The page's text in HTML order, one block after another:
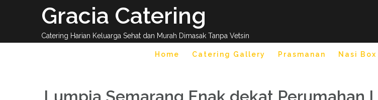
Gracia Catering
Catering Harian Keluarga Sehat dan Murah Dimasak Tanpa Vetsin
Home Catering Gallery Prasmanan Nasi Box